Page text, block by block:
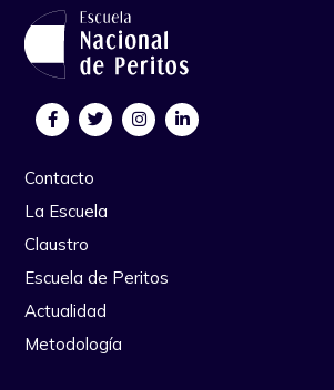
Contacto
La Escuela
Claustro
Escuela de Peritos
Actualidad
Metodología